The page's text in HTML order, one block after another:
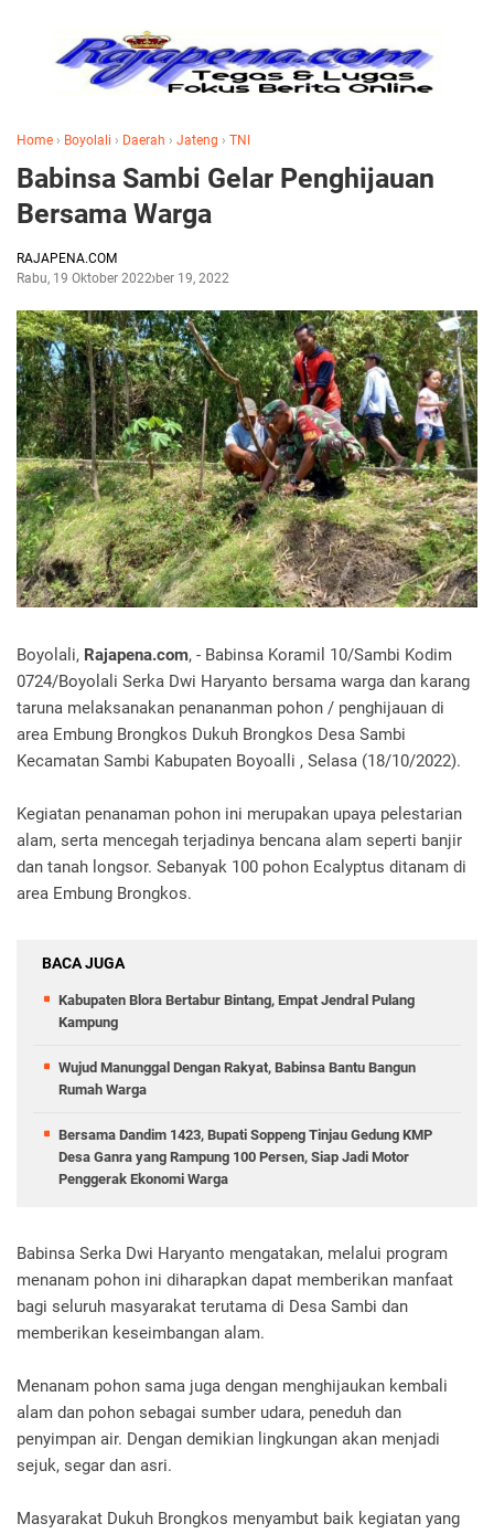
Home › Boyolali › Daerah › Jateng › TNI
Babinsa Sambi Gelar Penghijauan
Bersama Warga
RAJAPENA.COM
Rabu, 19 Oktober 2022Oktober 19, 2022
Boyolali, Rajapena.com, - Babinsa Koramil 10/Sambi Kodim
0724/Boyolali Serka Dwi Haryanto bersama warga dan karang
taruna melaksanakan penananman pohon / penghijauan di
area Embung Brongkos Dukuh Brongkos Desa Sambi
Kecamatan Sambi Kabupaten Boyoalli , Selasa (18/10/2022).
Kegiatan penanaman pohon ini merupakan upaya pelestarian
alam, serta mencegah terjadinya bencana alam seperti banjir
dan tanah longsor. Sebanyak 100 pohon Ecalyptus ditanam di
area Embung Brongkos.
BACA JUGA
Kabupaten Blora Bertabur Bintang, Empat Jendral Pulang
Kampung
Wujud Manunggal Dengan Rakyat, Babinsa Bantu Bangun
Rumah Warga
Bersama Dandim 1423, Bupati Soppeng Tinjau Gedung KMP
Desa Ganra yang Rampung 100 Persen, Siap Jadi Motor
Penggerak Ekonomi Warga
Babinsa Serka Dwi Haryanto mengatakan, melalui program
menanam pohon ini diharapkan dapat memberikan manfaat
bagi seluruh masyarakat terutama di Desa Sambi dan
memberikan keseimbangan alam.
Menanam pohon sama juga dengan menghijaukan kembali
alam dan pohon sebagai sumber udara, peneduh dan
penyimpan air. Dengan demikian lingkungan akan menjadi
sejuk, segar dan asri.
Masyarakat Dukuh Brongkos menyambut baik kegiatan yang